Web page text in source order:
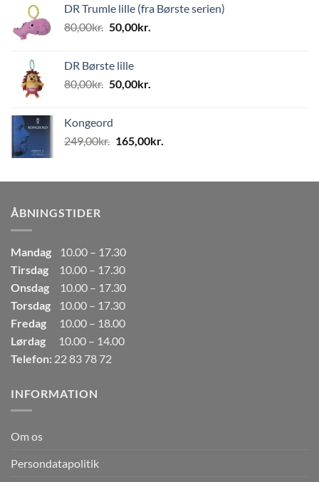
var:
499,00kr..
er:
DR Trumle lille (fra Børste serien)
80,00kr. Den
var:
80,00kr..
50,00kr.
50,00kr..
DR Børste lille
80,00kr. Den
var:
80,00kr..
50,00kr.
50,00kr..
Kongeord
249,00kr. Den
var:
165,00kr.
er:
ÅBNINGSTIDER
Mandag
10.00 – 17.30
Tirsdag
10.00 – 17.30
Onsdag
10.00 – 17.30
Torsdag
10.00 – 17.30
Fredag
10.00 – 18.00
Lørdag
10.00 – 14.00
Telefon: 22 83 78 72
INFORMATION
Om os
Persondatapolitik